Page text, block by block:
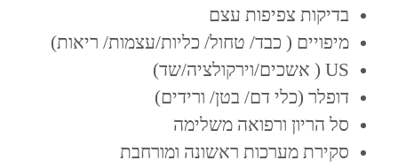
בדיקות צפיפות עצם
מיפויים ( כבד/ טחול/ כליות/עצמות/ ריאות)
US ( אשכים/וירקולציה/שד)
דופלר (כלי דם/ בטן/ ורידים)
סל הריון ורפואה משלימה
סקירת מערכות ראשונה ומורחבת